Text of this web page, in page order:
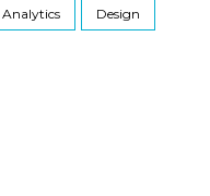
Analytics Design